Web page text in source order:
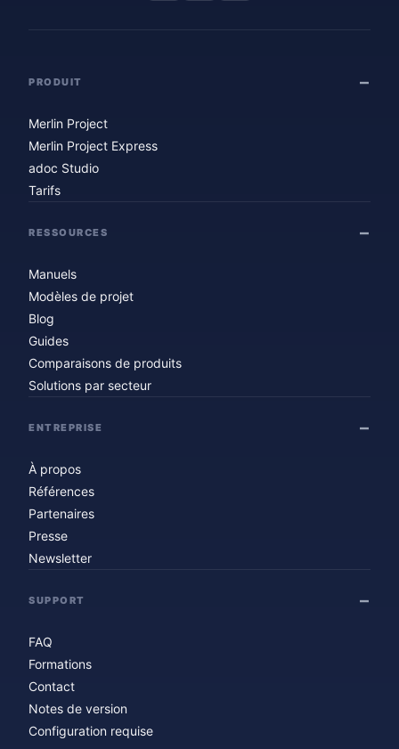
PRODUIT
Merlin Project
Merlin Project Express
adoc Studio
Tarifs
RESSOURCES
Manuels
Modèles de projet
Blog
Guides
Comparaisons de produits
Solutions par secteur
ENTREPRISE
À propos
Références
Partenaires
Presse
Newsletter
SUPPORT
FAQ
Formations
Contact
Notes de version
Configuration requise